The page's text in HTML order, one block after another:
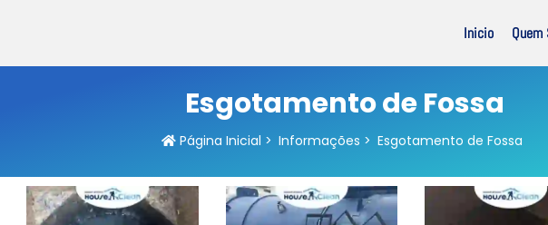
Inicio Quem
Esgotamento de Fossa
Página Inicial > Informações > Esgotamento de Fossa